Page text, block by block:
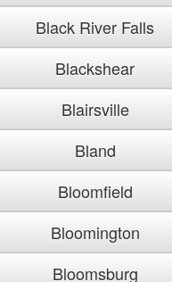
Black River Falls
Blackshear
Blairsville
Bland
Bloomfield
Bloomington
Bloomsburg